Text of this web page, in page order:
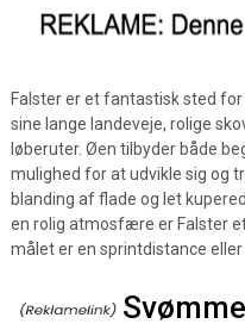
Falster er et fantastisk sted for
sine lange landeveje, rolige
løberuter. Øen tilbyder både
mulighed for at udvikle sig og
blanding af flade og let
en rolig atmosfære er Falster
målet er en sprintdistance eller